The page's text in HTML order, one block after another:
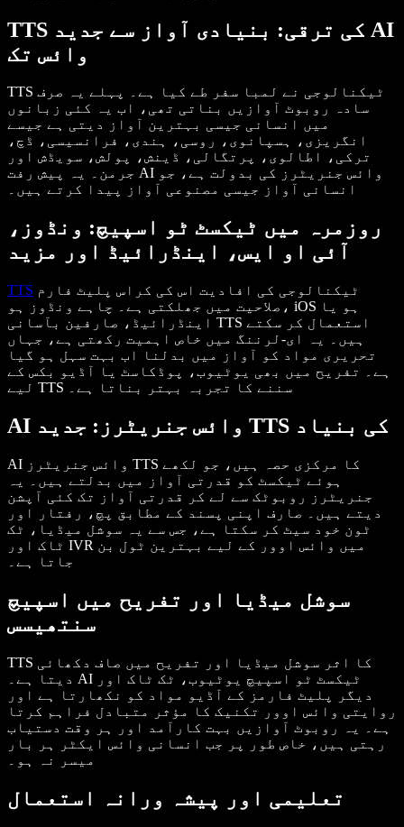
TTS کی ترقی: بنیادی آواز سے جدید AI
وائس تک
TTS ٹیکنالوجی نے لمبا سفر طے کیا ہے۔ پہلے یہ صرف
سادہ روبوٹ آوازیں بناتی تھی، اب یہ کئی زبانوں
میں انسانی جیسی بہترین آواز دیتی ہے جیسے
انگریزی، ہسپانوی، روسی، ہندی، فرانسیسی، ڈچ،
ترکی، اطالوی، پرتگالی، ڈینش، پولش، سویڈش اور
جرمن۔ یہ پیش رفت AI وائس جنریٹرز کی بدولت ہے، جو
انسانی آواز جیسی مصنوعی آواز پیدا کرتے ہیں۔
روزمرہ میں ٹیکسٹ ٹو اسپیچ: ونڈوز،
آئی او ایس، اینڈرائیڈ اور مزید
TTS
صلاحیت میں جھلکتی ہے۔ چاہے ونڈوز ہو، iOS ہو یا
اینڈرائیڈ، صارفین بآسانی TTS استعمال کر سکتے
ہیں۔ یہ ای-لرننگ میں خاص اہمیت رکھتی ہے، جہاں
تحریری مواد کو آواز میں بدلنا اب بہت سہل ہو گیا
ہے۔ تفریح میں بھی یوٹیوب، پوڈکاسٹ یا آڈیو بکس کے
لیے TTS سننے کا تجربہ بہتر بناتا ہے۔
AI وائس جنریٹرز: جدید TTS کی بنیاد
AI وائس جنریٹرز TTS کا مرکزی حصہ ہیں، جو لکھے
ہوئے ٹیکسٹ کو قدرتی آواز میں بدلتے ہیں۔ یہ
جنریٹرز روبوٹک سے لے کر قدرتی آواز تک کئی آپشن
دیتے ہیں۔ صارف اپنی پسند کے مطابق پچ، رفتار اور
ٹون خود سیٹ کر سکتا ہے، جس سے یہ سوشل میڈیا، ٹک
ٹاک اور IVR میں وائس اوور کے لیے بہترین ٹول بن
جاتا ہے۔
سوشل میڈیا اور تفریح میں اسپیچ
سنتھیسس
TTS کا اثر سوشل میڈیا اور تفریح میں صاف دکھائی
دیتا ہے۔ AI ٹیکسٹ ٹو اسپیچ یوٹیوب، ٹک ٹاک اور
دیگر پلیٹ فارمز کے آڈیو مواد کو نکھارتا ہے اور
روایتی وائس اوور تکنیک کا مؤثر متبادل فراہم کرتا
ہے۔ یہ روبوٹ آوازیں بہت کارآمد اور ہر وقت دستیاب
رہتی ہیں، خاص طور پر جب انسانی وائس ایکٹر ہر بار
میسر نہ ہو۔
تعلیمی اور پیشہ ورانہ استعمال